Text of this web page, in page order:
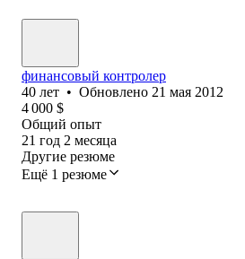
финансовый контролер
40 лет • Обновлено 21 мая 2012
4 000 $
Общий опыт
21 год 2 месяца
Другие резюме
Ещё 1 резюме